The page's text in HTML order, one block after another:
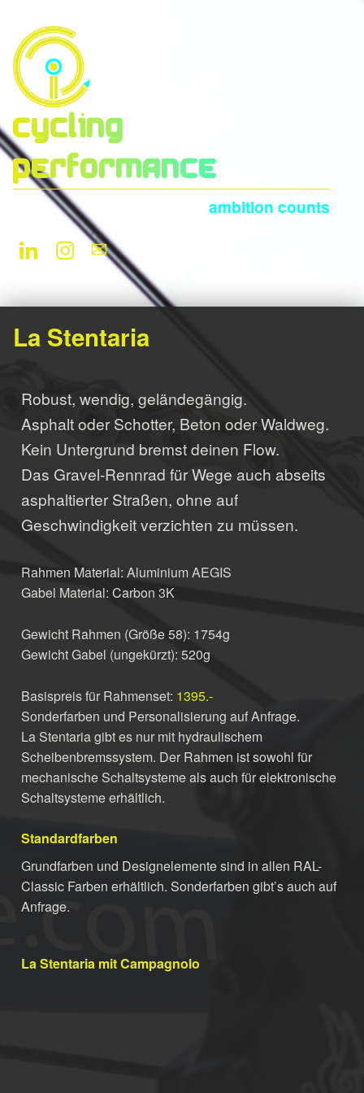
Cycling
Performance
ambition counts
LinkedInInstagramNewsletter
La Stentaria
Robust, wendig, geländegängig.
Asphalt oder Schotter, Beton oder Waldweg.
Kein Untergrund bremst deinen Flow.
Das Gravel-Rennrad für Wege auch abseits
asphaltierter Straßen, ohne auf
Geschwindigkeit verzichten zu müssen.
Rahmen Material: Aluminium AEGIS
Gabel Material: Carbon 3K
Gewicht Rahmen (Größe 58): 1754g
Gewicht Gabel (ungekürzt): 520g
Basispreis für Rahmenset: 1395.-
Sonderfarben und Personalisierung auf Anfrage.
La Stentaria gibt es nur mit hydraulischem
Scheibenbremssystem. Der Rahmen ist sowohl für
mechanische Schaltsysteme als auch für elektronische
Schaltsysteme erhältlich.
Standardfarben
Grundfarben und Designelemente sind in allen RAL-
Classic Farben erhältlich. Sonderfarben gibt’s auch auf
Anfrage.
La Stentaria mit Campagnolo